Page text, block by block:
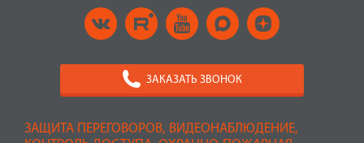
ЗАЩИТА ПЕРЕГОВОРОВ, ВИДЕОНАБЛЮДЕНИЕ,
ЗАКАЗАТЬ ЗВОНОК